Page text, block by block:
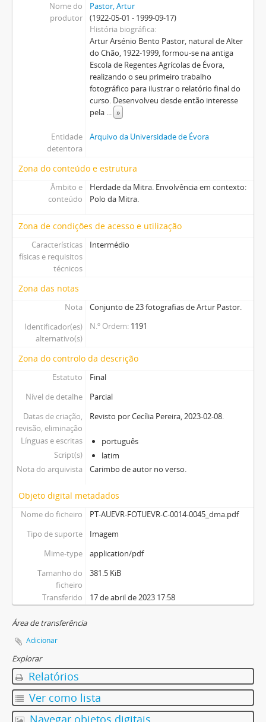
Nome do
produtor
Pastor, Artur
(1922-05-01 - 1999-09-17)
História biográfica
Artur Arsénio Bento Pastor, natural de Alter
do Chão, 1922-1999, formou-se na antiga
Escola de Regentes Agrícolas de Évora,
realizando o seu primeiro trabalho
fotográfico para ilustrar o relatório final do
curso. Desenvolveu desde então interesse
pela ... »
Entidade
detentora
Arquivo da Universidade de Évora
Zona do conteúdo e estrutura
Âmbito e
conteúdo
Herdade da Mitra. Envolvência em contexto:
Polo da Mitra.
Zona de condições de acesso e utilização
Características
físicas e requisitos
técnicos
Intermédio
Zona das notas
Nota
Conjunto de 23 fotografias de Artur Pastor.
Identificador(es)
alternativo(s)
N.º Ordem 1191
Zona do controlo da descrição
Estatuto
Final
Nível de detalhe
Parcial
Datas de criação,
revisão, eliminação
Revisto por Cecília Pereira, 2023-02-08.
Línguas e escritas
português
Script(s)
latim
Nota do arquivista
Carimbo de autor no verso.
Objeto digital metadados
Nome do ficheiro
PT-AUEVR-FOTUEVR-C-0014-0045_dma.pdf
Tipo de suporte
Imagem
Mime-type
application/pdf
Tamanho do
ficheiro
381.5 KiB
Transferido 17 de abril de 2023 17:58
Área de transferência
Adicionar
Explorar
Relatórios
Ver como lista